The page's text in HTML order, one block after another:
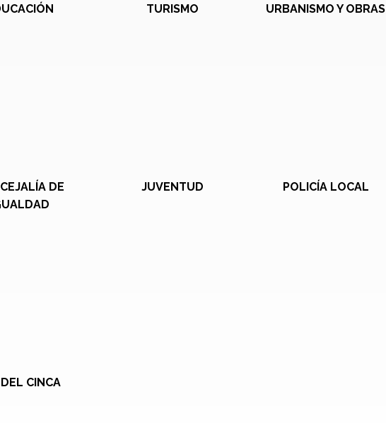
TURISMO URBANISMO Y OBRAS
DE
JUVENTUD POLICÍA LOCAL
CINCA